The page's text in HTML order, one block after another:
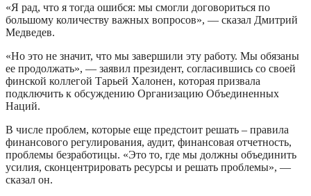
«Я рад, что я тогда ошибся: мы смогли договориться по
большому количеству важных вопросов», — сказал Дмитрий
Медведев.
«Но это не значит, что мы завершили эту работу. Мы обязаны
ее продолжать», — заявил президент, согласившись со своей
финской коллегой Тарьей Халонен, которая призвала
подключить к обсуждению Организацию Объединенных
Наций.
В числе проблем, которые еще предстоит решать – правила
финансового регулирования, аудит, финансовая отчетность,
проблемы безработицы. «Это то, где мы должны объединить
усилия, сконцентрировать ресурсы и решать проблемы», —
сказал он.